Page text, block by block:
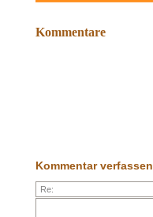
Kommentare
Kommentar verfassen